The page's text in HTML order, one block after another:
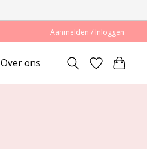
Aanmelden / Inloggen
Over ons